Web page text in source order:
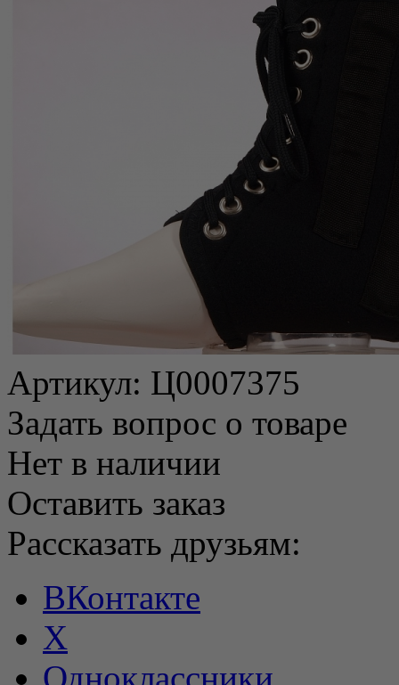
Артикул: Ц0007375
Задать вопрос о товаре
Нет в наличии
Оставить заказ
Рассказать друзьям:
ВКонтакте
X
Одноклассники